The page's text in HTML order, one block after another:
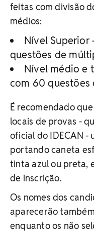
feitas com divisão
médios:
Nível Superior
questões de
Nível médio e
com 60 questões
É recomendado
locais de provas -
oficial do IDECAN -
portando caneta
tinta azul ou preta,
de inscrição.
Os nomes dos
aparecerão
enquanto os não